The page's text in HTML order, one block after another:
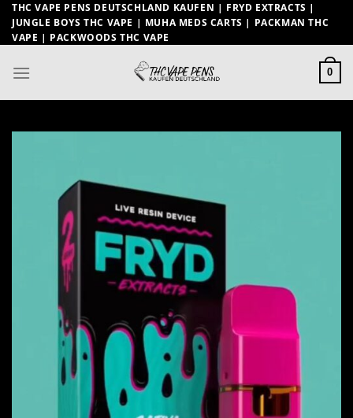
Zum
Inhalt
springen
THC VAPE PENS DEUTSCHLAND KAUFEN | FRYD EXTRACTS |
JUNGLE BOYS THC VAPE | MUHA MEDS CARTS | PACKMAN THC
VAPE | PACKWOODS THC VAPE
0